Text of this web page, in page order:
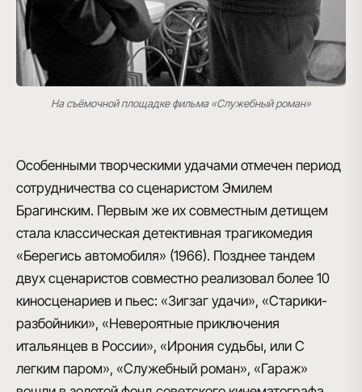
На съёмочной площадке фильма «Служебный роман»
Особенными творческими удачами отмечен период
сотрудничества со сценаристом Эмилем
Брагинским. Первым же их совместным детищем
стала классическая детективная трагикомедия
«Берегись автомобиля» (1966). Позднее тандем
двух сценаристов совместно реализовал более 10
киносценариев и пьес: «Зигзаг удачи», «Старики-
разбойники», «Невероятные приключения
итальянцев в России», «Ирония судьбы, или С
легким паром», «Служебный роман», «Гараж»